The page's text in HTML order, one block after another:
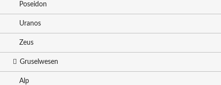
Poseidon
Uranos
Zeus
Gruselwesen
Alp